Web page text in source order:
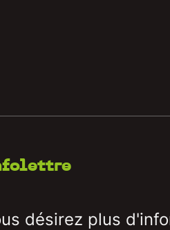
désirez plus